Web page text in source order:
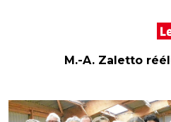
M.-A. Zaletto